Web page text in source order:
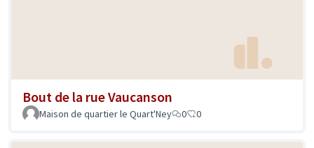
Bout de la rue Vaucanson
Maison de quartier le Quart'Ney 0 0